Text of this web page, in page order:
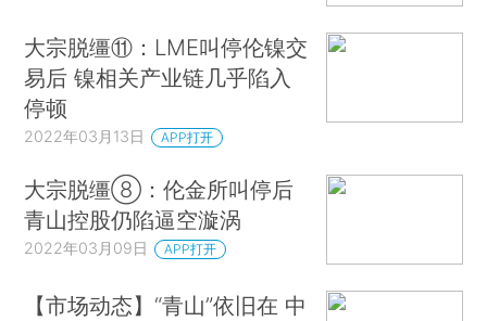
大宗脱缰⑪：LME叫停伦镍交
易后 镍相关产业链几乎陷入
停顿
2022年03月13日 APP打开
大宗脱缰⑧：伦金所叫停后
青山控股仍陷逼空漩涡
2022年03月09日 APP打开
【市场动态】“青山”依旧在 中